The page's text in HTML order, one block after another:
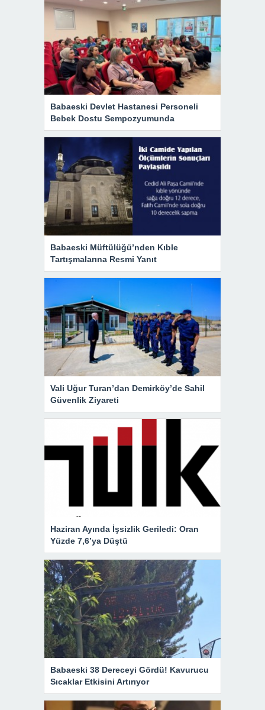
Babaeski Devlet Hastanesi Personeli
Bebek Dostu Sempozyumunda
Babaeski Müftülüğü’nden Kıble
Tartışmalarına Resmi Yanıt
Vali Uğur Turan’dan Demirköy’de Sahil
Güvenlik Ziyareti
Haziran Ayında İşsizlik Geriledi: Oran
Yüzde 7,6’ya Düştü
Babaeski 38 Dereceyi Gördü! Kavurucu
Sıcaklar Etkisini Artırıyor